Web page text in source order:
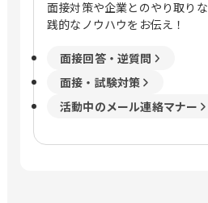
面接対策や企業とのやり取り
践的なノウハウをお伝え！
面接回答・逆質問
面接・試験対策
活動中のメール連絡マナー